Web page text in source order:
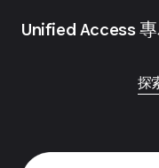
Unified Access
探